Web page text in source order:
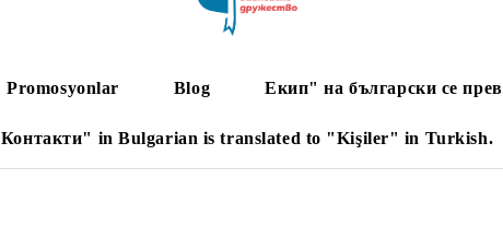
Promosyonlar Blog Екип" на български се
Контакти" in Bulgarian is translated to "Kişiler" in Turkish.